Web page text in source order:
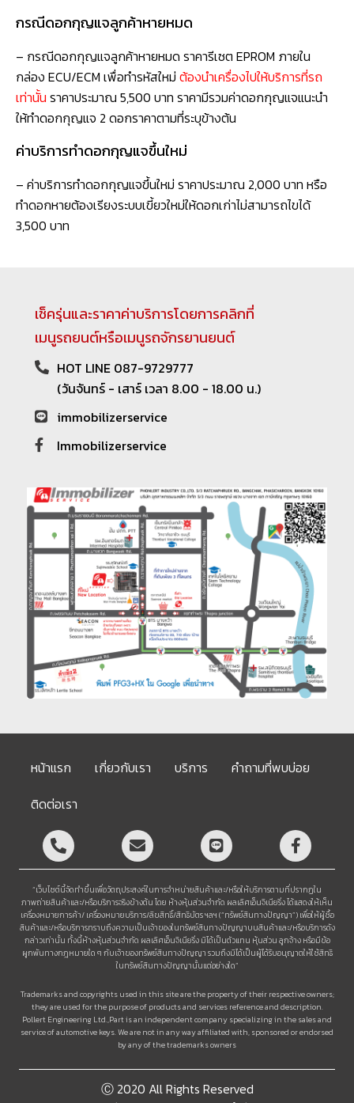
กรณีดอกกุญแจลูกค้าหายหมด
– กรณีดอกกุญแจลูกค้าหายหมด ราคารีเซต EPROM ภายใน
กล่อง ECU/ECM เพื่อทำรหัสใหม่ ต้องนำเครื่องไปให้บริการที่รถ
เท่านั้น ราคาประมาณ 5,500 บาท ราคามีรวมค่าดอกกุญแจแนะนำ
ให้ทำดอกกุญแจ 2 ดอกราคาตามที่ระบุข้างต้น
ค่าบริการทำดอกกุญแจขึ้นใหม่
– ค่าบริการทำดอกกุญแจขึ้นใหม่ ราคาประมาณ 2,000 บาท หรือ
ทำดอกหายต้องเรียงระบบเขี้ยวใหม่ให้ดอกเก่าไม่สามารถไขได้
3,500 บาท
เช็ครุ่นและราคาค่าบริการโดยการคลิกที่
เมนูรถยนต์หรือเมนูรถจักรยานยนต์
HOT LINE 087-9729777
(วันจันทร์ - เสาร์ เวลา 8.00 - 18.00 น.)
immobilizerservice
Immobilizerservice
หน้าแรก เกี่ยวกับเรา บริการ
คำถามที่พบบ่อย
ติดต่อเรา
“เว็บไซต์นี้จัดทำขึ้นเพื่อวัตถุประสงค์ในการจำหน่ายสินค้าและ/หรือให้บริการตามที่ปรากฏใน
ภาพถ่ายสินค้าและ/หรือบริการจริงข้างต้น โดย ห้างหุ้นส่วนจำกัด ผลเลิศเอ็นจิเนียริ่ง ได้แสดงให้เห็น
เครื่องหมายการค้า/ เครื่องหมายบริการ/ลิขสิทธิ์/สิทธิบัตร ฯลฯ (“ทรัพย์สินทางปัญญา”) เพื่อให้ผู้ซื้อ
สินค้าและ/หรือบริการทราบถึงความเป็นเจ้าของในทรัพย์สินทางปัญญาบนสินค้าและ/หรือบริการดัง
กล่าวเท่านั้น ทั้งนี้ห้างหุ้นส่วนจำกัด ผลเลิศเอ็นจิเนียริ่ง มิได้เป็นตัวแทน หุ้นส่วน ลูกจ้าง หรือมีข้อ
ผูกพันทางกฎหมายใด ๆ กับเจ้าของทรัพย์สินทางปัญญา รวมถึงมิได้เป็นผู้ได้รับอนุญาตให้ใช้สิทธิ
ในทรัพย์สินทางปัญญานั้นแต่อย่างใด”
Trademarks and copyrights used in this site are the property of their respective owners;
they are used for the purpose of products and services reference and description.
Pollert Engineering Ltd.,Part is an independent company specializing in the sales and
service of automotive keys. We are not in any way affiliated with, sponsored or endorsed
by any of the trademarks owners
Ⓒ 2020 All Rights Reserved